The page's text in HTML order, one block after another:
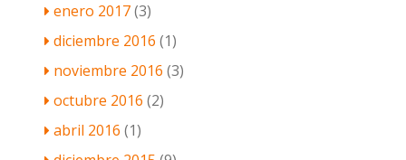
enero 2017(3)
diciembre 2016 (1)
noviembre 2016 (3)
octubre 2016 (2)
abril 2016 (1)